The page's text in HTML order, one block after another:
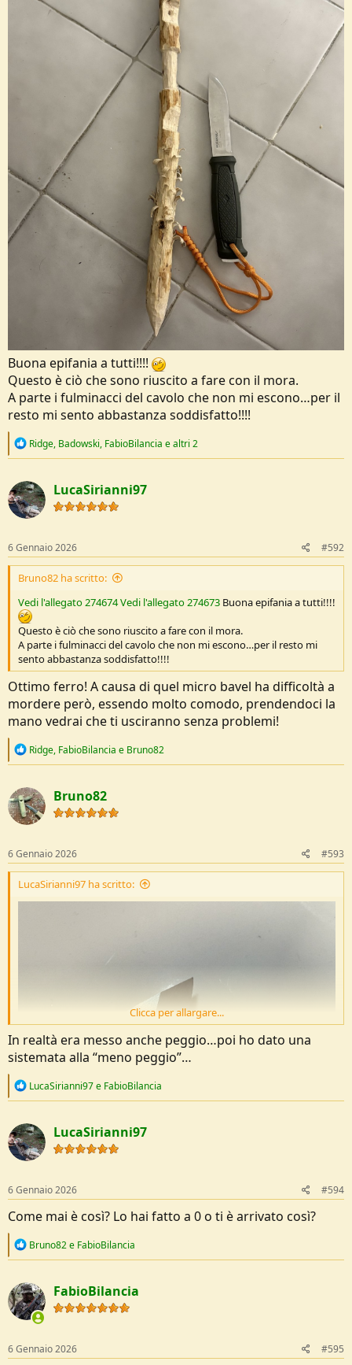
Buona epifania a tutti!!!!
Questo è ciò che sono riuscito a fare con il mora.
A parte i fulminacci del cavolo che non mi escono…per il
resto mi sento abbastanza soddisfatto!!!!
R
e
c
t
i
o
s
:
Ridge, Badowski, FabioBilancia e altri 2
LucaSirianni97
6 Gennaio 2026 #592
Bruno82 ha scritto:
Vedi l'allegato 274674Vedi l'allegato 274673 Buona epifania a tutti!!!!
Questo è ciò che sono riuscito a fare con il mora.
A parte i fulminacci del cavolo che non mi escono…per il resto mi
sento abbastanza soddisfatto!!!!
Ottimo ferro! A causa di quel micro bavel ha difficoltà a
mordere però, essendo molto comodo, prendendoci la
mano vedrai che ti usciranno senza problemi!
R
e
c
t
i
o
s
:
Ridge, FabioBilancia e Bruno82
Bruno82
6 Gennaio 2026 #593
LucaSirianni97 ha scritto:
però, essendo molto comodo, prendendoci la mano vedrai che ti
Clicca per allargare...
In realtà era messo anche peggio…poi ho dato una
sistemata alla “meno peggio”…
R
e
c
t
i
o
s
:
LucaSirianni97e FabioBilancia
LucaSirianni97
6 Gennaio 2026 #594
Come mai è così? Lo hai fatto a 0 o ti è arrivato così?
R
e
c
t
i
o
s
:
Bruno82e FabioBilancia
FabioBilancia
6 Gennaio 2026 #595